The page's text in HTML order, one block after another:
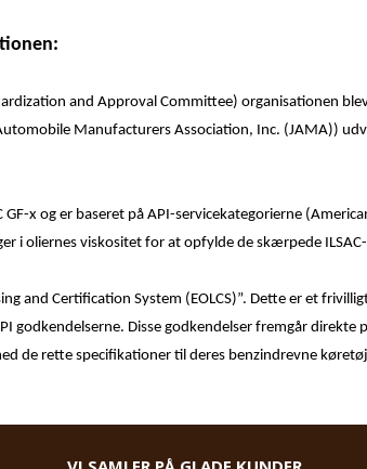
and Approval Committee) organisationen
Manufacturers Association, Inc. (JAMA))
GF-x og er baseret på API-servicekategorierne
i oliernes viskositet for at opfylde de skærpede
and Certification System (EOLCS)”. Dette er et
godkendelserne. Disse godkendelser fremgår
de rette specifikationer til deres benzindrevne